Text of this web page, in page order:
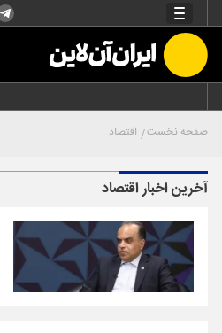
صفحه نخست اقتصاد
آخرین اخبار اقتصاد